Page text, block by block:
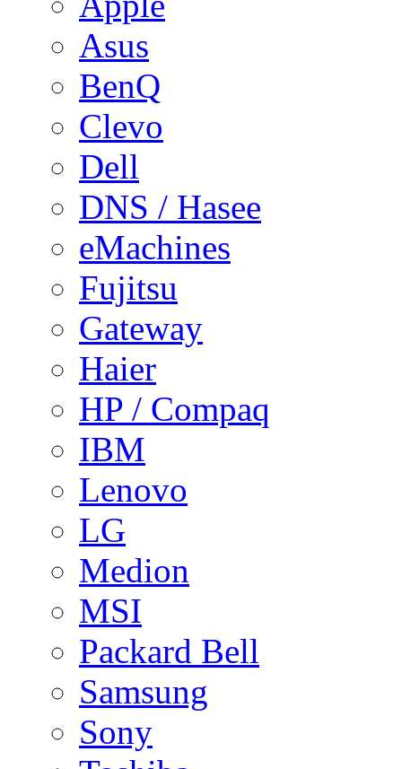
Asus
BenQ
Clevo
Dell
DNS / Hasee
eMachines
Fujitsu
Gateway
Haier
HP / Compaq
IBM
Lenovo
LG
Medion
MSI
Packard Bell
Samsung
Sony